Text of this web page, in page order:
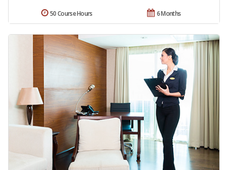
6 Months
50 Course Hours